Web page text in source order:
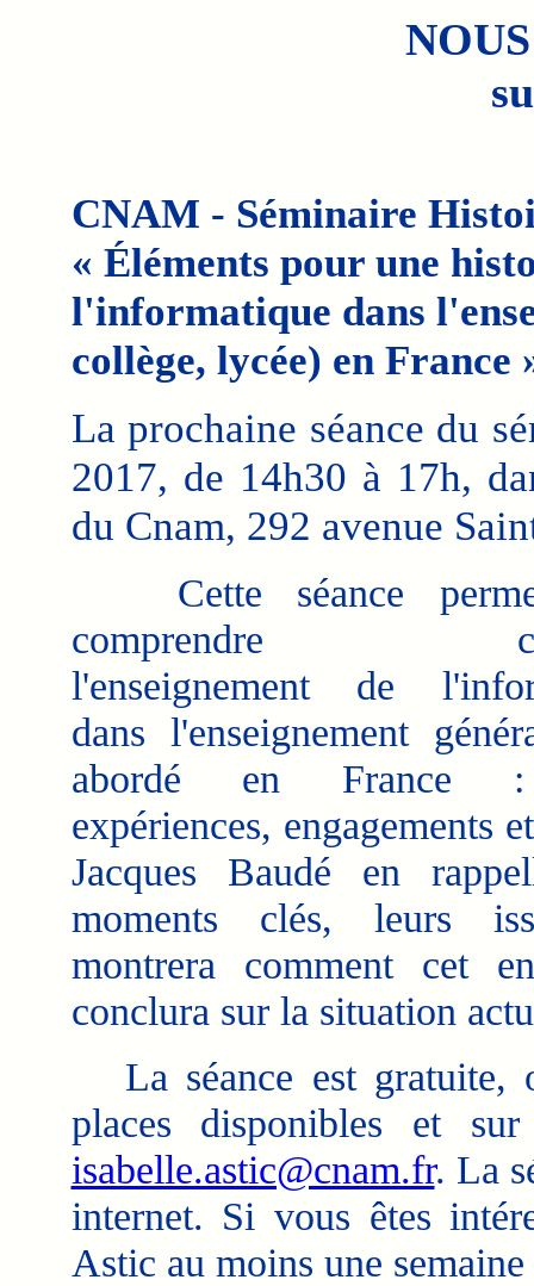
CNAM - Séminaire
« Éléments pour une
l'informatique dans
collège, lycée) en France
La prochaine séance du
2017, de 14h30 à 17h,
du Cnam, 292 avenue
Cette séance
comprendre
l'enseignement de
dans l'enseignement
abordé en France
expériences, engagements
Jacques Baudé en
moments clés, leurs
montrera comment cet
conclura sur la situation
La séance est gratuite,
places disponibles et
isabelle.astic@cnam.fr. La
internet. Si vous êtes
Astic au moins une